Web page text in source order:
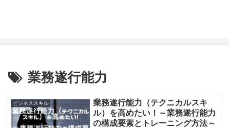
業務遂行能力
ビジネススキル
業務遂行能力（テクニカルスキ
ル）を高めたい！～業務遂行能力
の構成要素とトレーニング方法～